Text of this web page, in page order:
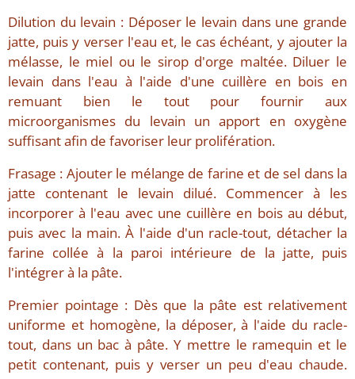
Dilution du levain : Déposer le levain dans une grande
jatte, puis y verser l'eau et, le cas échéant, y ajouter la
mélasse, le miel ou le sirop d'orge maltée. Diluer le
levain dans l'eau à l'aide d'une cuillère en bois en
remuant bien le tout pour fournir aux
microorganismes du levain un apport en oxygène
suffisant afin de favoriser leur prolifération.
Frasage : Ajouter le mélange de farine et de sel dans la
jatte contenant le levain dilué. Commencer à les
incorporer à l'eau avec une cuillère en bois au début,
puis avec la main. À l'aide d'un racle-tout, détacher la
farine collée à la paroi intérieure de la jatte, puis
l'intégrer à la pâte.
Premier pointage : Dès que la pâte est relativement
uniforme et homogène, la déposer, à l'aide du racle-
tout, dans un bac à pâte. Y mettre le ramequin et le
petit contenant, puis y verser un peu d'eau chaude.